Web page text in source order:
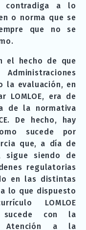
a lo
o norma que se
que no se
el hecho de que
la evaluación, en
LOMLOE, era de
de la normativa
De hecho, hay
sucede por
que, a día de
sigue siendo de
regulatorias
en las distintas
lo que dispuesto
LOMLOE
sucede con la
Atención a la